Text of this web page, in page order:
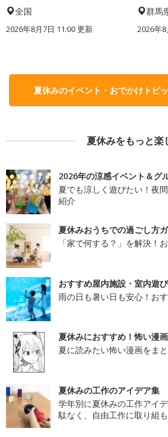
全国
2026年8月7日 11:00更新
群馬
2026年
夏休みのイベント・おでかけトピ
夏休みをもっと楽
2026年の涼感イベント＆グ
夏でも涼しく遊びたい！夜
紹介
夏休みおうちでの過ごし方
「家で何する？」を解決！
おすすめ屋内施設・室内遊
雨の日も暑い日も安心！お
夏休みにおすすめ！怖い漫画
夏に読みたい怖い漫画をま
夏休みの工作のアイデア集
学年別に夏休みの工作アイ
駄なく、自由工作に取り組も